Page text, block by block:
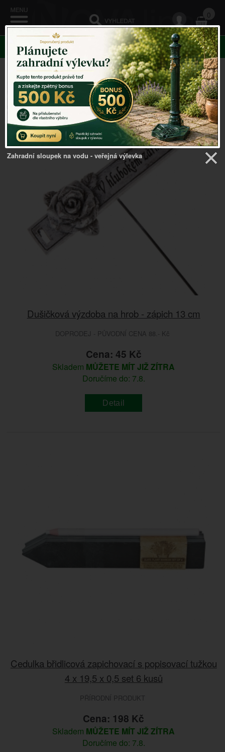
0
KATEGORIE
Zapichovací cedulka
Dušičková výzdoba na hrob - zápich 13 cm
DOPRODEJ - PŮVODNÍ CENA 88.- Kč
Cena: 45 Kč
Skladem MŮŽETE MÍT JIŽ ZÍTRA
Doručíme do: 7.8.
Detail
Cedulka břidlicová zapichovací s popisovací tužkou
4 x 19,5 x 0,5 set 6 kusů
PŘÍRODNÍ PRODUKT
Cena: 198 Kč
Skladem MŮŽETE MÍT JIŽ ZÍTRA
Doručíme do: 7.8.
Zahradní sloupek na vodu - veřejná výlevka